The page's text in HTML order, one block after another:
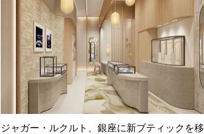
ジャガー・ルクルト、銀座に新ブティックを移